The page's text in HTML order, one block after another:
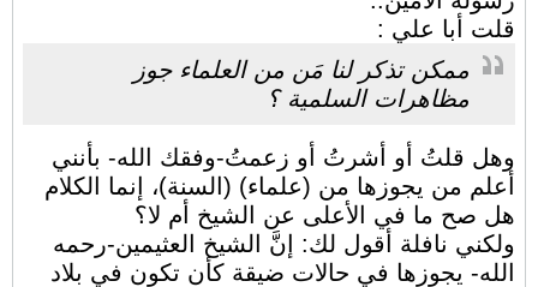
قلت أبا علي :
ممكن تذكر لنا مَن من العلماء جوز
مظاهرات السلمية ؟
وهل قلتُ أو أشرتُ أو زعمتُ-وفقك الله- بأنني
أعلم من يجوزها من (علماء) (السنة)، إنما الكلام
هل صح ما في الأعلى عن الشيخ أم لا؟
ولكني نافلة أقول لك: إنَّ الشيخ العثيمين-رحمه
الله- يجوزها في حالات ضيقة كأن تكون في بلاد